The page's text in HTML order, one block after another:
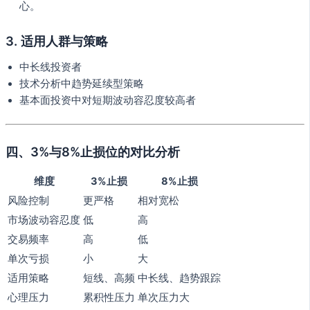
心。
3. 适用人群与策略
中长线投资者
技术分析中趋势延续型策略
基本面投资中对短期波动容忍度较高者
四、3%与8%止损位的对比分析
维度 3%止损
8%止损
风险控制
更严格
相对宽松
市场波动容忍度 低
高
交易频率
高
低
单次亏损
小
大
适用策略
短线、高频 中长线、趋势跟踪
心理压力
累积性压力 单次压力大